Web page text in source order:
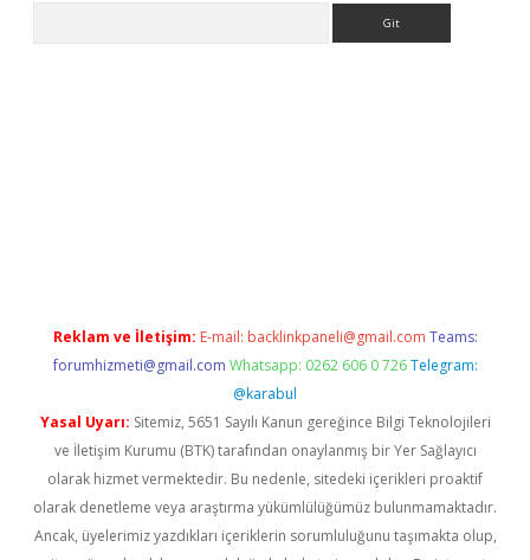
Reklam ve İletişim: E-mail: backlinkpaneli@gmail.com Teams:
forumhizmeti@gmail.com Whatsapp: 0262 606 0 726 Telegram:
@karabul
Yasal Uyarı: Sitemiz, 5651 Sayılı Kanun gereğince Bilgi Teknolojileri
ve İletişim Kurumu (BTK) tarafından onaylanmış bir Yer Sağlayıcı
olarak hizmet vermektedir. Bu nedenle, sitedeki içerikleri proaktif
olarak denetleme veya araştırma yükümlülüğümüz bulunmamaktadır.
Ancak, üyelerimiz yazdıkları içeriklerin sorumluluğunu taşımakta olup,